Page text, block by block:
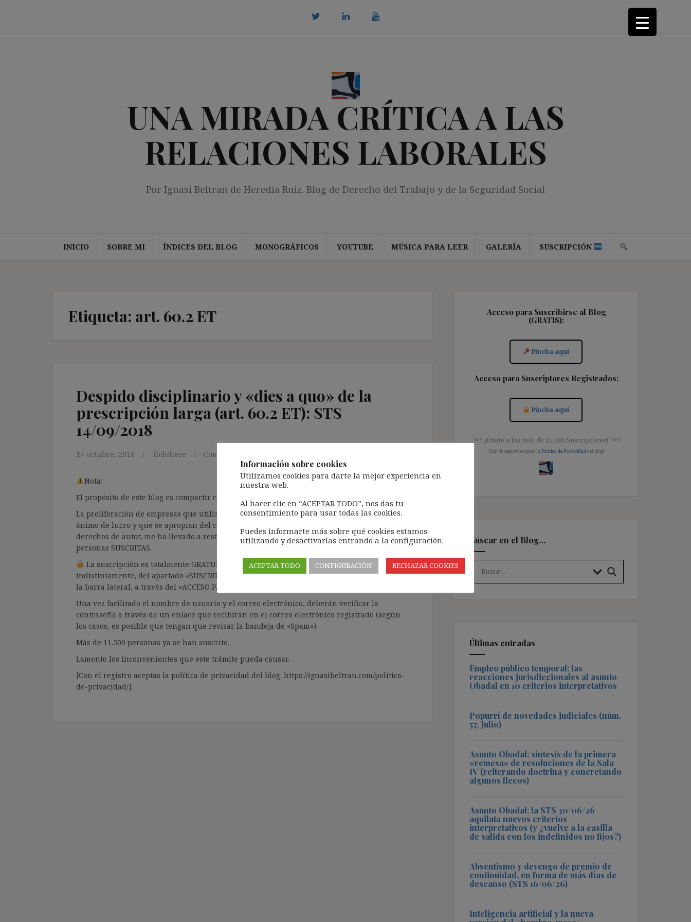
UNA MIRADA CRÍTICA A LAS
RELACIONES LABORALES
Por Ignasi Beltran de Heredia Ruiz. Blog de Derecho del Trabajo y de la Seguridad Social
INICIO SOBRE MI ÍNDICES DEL BLOG MONOGRÁFICOS YOUTUBE MÚSICA PARA LEER GALERÍA SUSCRIPCIÓN
Etiqueta: art. 60.2 ET
Despido disciplinario y «dies a quo» de la
prescripción larga (art. 60.2 ET): STS
14/09/2018
17 octubre, 2018 ibdehere Comentarios Jurisprudencia
Nota:
El propósito de este blog es compartir contenido de forma totalmente GRATUITA.
La proliferación de empresas que utilizan la Inteligencia Artificial Generativa (IAG) con
ánimo de lucro y que se apropian del contenido de terceros sin ningún respeto por los
derechos de autor, me ha llevado a restringir el contenido del blog únicamente a las
personas SUSCRITAS.
La suscripción es totalmente GRATUITA y tramitarla solo lleva unos segundos a través,
indistintamente, del apartado «SUSCRIPCIÓN» que aparece en la barra de MENÚ; o bien, en
la barra lateral, a través del «ACCESO PARA SUSCRIBIRSE AL BLOG».
Una vez facilitado el nombre de usuario y el correo electrónico, deberán verificar la
contraseña a través de un enlace que recibirán en el correo electrónico registrado (según
los casos, es posible que tengan que revisar la bandeja de «Spam»).
Más de 11.500 personas ya se han suscrito.
Lamento los inconvenientes que este trámite pueda causar.
[Con el registro aceptas la política de privacidad del blog: https://ignasibeltran.com/politica-
de-privacidad/]
Acceso para Suscribirse al Blog
(GRATIS):
Pincha aquí
Acceso para Suscriptores Registrados:
Pincha aquí
༺ ¡Únete a los más de 11.500 Suscriptores! ༺
[Con el registro aceptas la Política de Privacidad del blog]
Buscar en el Blog…
Últimas entradas
Empleo público temporal: las
reacciones jurisdiccionales al asunto
Obadal en 10 criterios interpretativos
Popurrí de novedades judiciales (núm.
57, Julio)
Asunto Obadal: síntesis de la primera
«remesa» de resoluciones de la Sala
IV (reiterando doctrina y concretando
algunos flecos)
Asunto Obadal: la STS 30/06/26
aquilata nuevos criterios
interpretativos (y ¿vuelve a la casilla
de salida con los indefinidos no fijos?)
Absentismo y devengo de premio de
continuidad, en forma de más días de
descanso (STS 16/06/26)
Inteligencia artificial y la nueva
Información sobre cookies
Utilizamos cookies para darte la mejor experiencia en
nuestra web.
Al hacer clic en “ACEPTAR TODO”, nos das tu
consentimiento para usar todas las cookies.
Puedes informarte más sobre qué cookies estamos
utilizando y desactivarlas entrando a la configuración.
ACEPTAR TODO CONFIGURACIÓN RECHAZAR COOKIES